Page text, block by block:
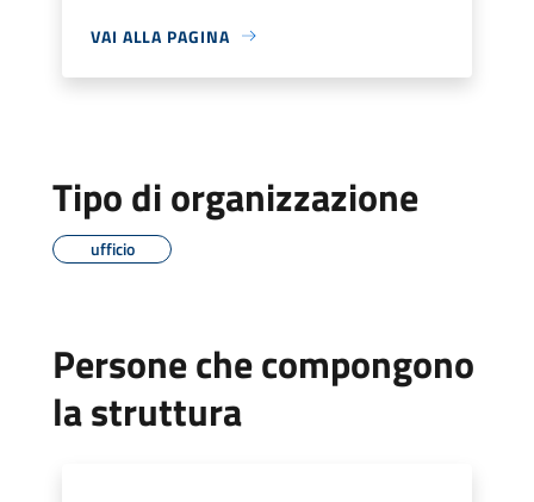
VAI ALLA PAGINA
Tipo di organizzazione
ufficio
Persone che compongono
la struttura